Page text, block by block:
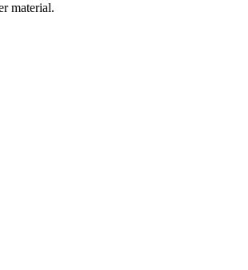
material.